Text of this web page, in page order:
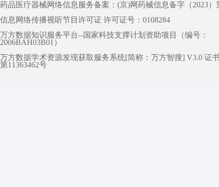
药品医疗器械网络信息服务备案：(京)网药械信息备字（2023）
信息网络传播视听节目许可证 许可证号：0108284
万方数据知识服务平台--国家科技支撑计划资助项目（编号：
2006BAH03B01）
万方数据学术资源发现获取服务系统[简称：万方智搜] V3.0 证
第11363462号